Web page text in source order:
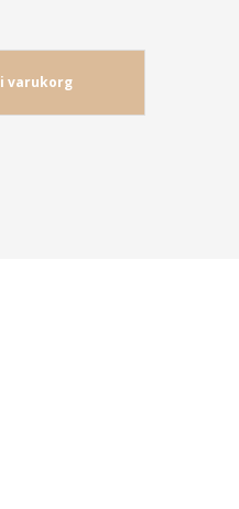
varukorg